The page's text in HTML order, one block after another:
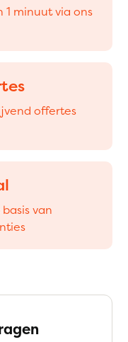
minuut via ons
offertes
van